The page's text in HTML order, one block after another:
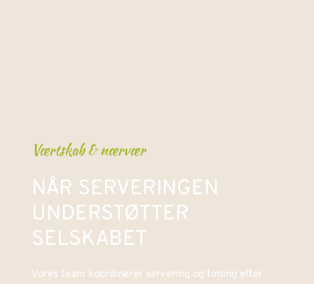
Værtskab & nærvær
NÅR SERVERINGEN
UNDERSTØTTER
SELSKABET
Vores team koordinerer servering og timing efter